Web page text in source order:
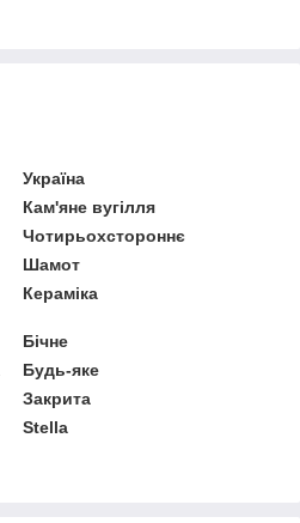
Україна
Кам'яне вугілля
Чотирьохстороннє
Шамот
Кераміка
Бічне
Будь-яке
Закрита
Stella